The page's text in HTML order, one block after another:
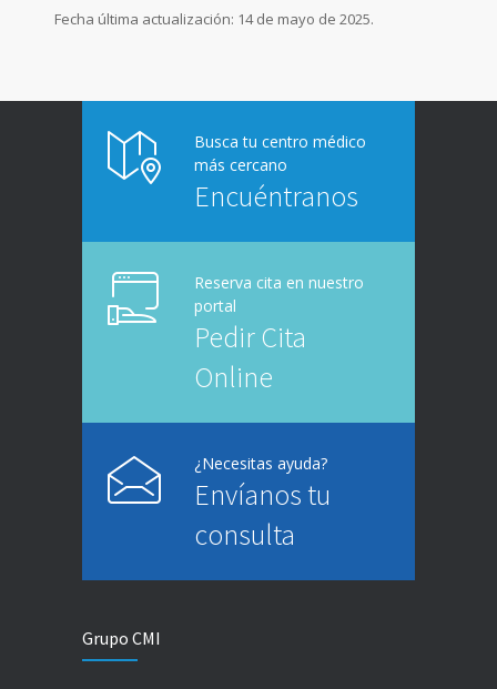
Fecha última actualización: 14 de mayo de 2025.
Busca tu centro médico
más cercano
Encuéntranos
Reserva cita en nuestro
portal
Pedir Cita
Online
¿Necesitas ayuda?
Envíanos tu
consulta
Grupo CMI